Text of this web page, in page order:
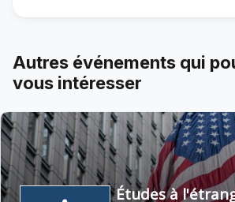
Autres événements qui
vous intéresser
Études à